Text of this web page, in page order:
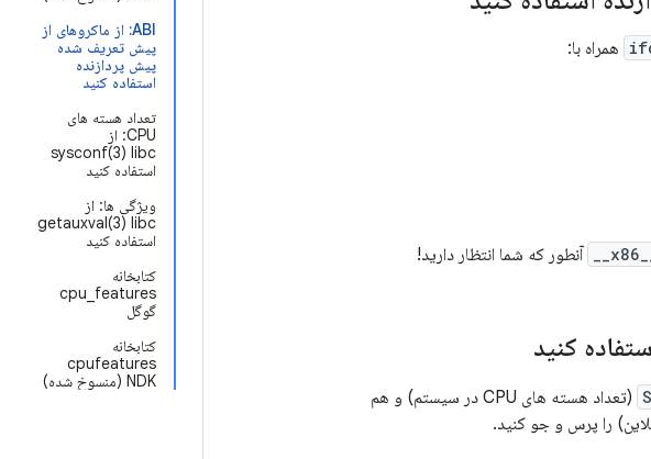
ABI: از ماکروهای از
پیش تعریف شده
پیش پردازنده
استفاده کنید
تعداد هسته های
CPU: از
sysconf(3) libc
استفاده کنید
ویژگی ها: از
getauxval(3) libc
استفاده کنید
کتابخانه
cpu_features
گوگل
کتابخانه
cpufeatures
NDK (منسوخ شده)
همراه با:
آنطور که شما انتظار دارید!
(تعداد هسته های CPU در سیستم) و هم